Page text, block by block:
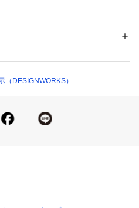
しては勿論、単品でも活躍する
デニムパンツやシェフパンツと
性が良いです。
42%
DESIGNWORKS）